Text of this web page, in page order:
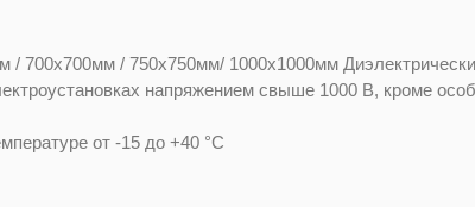
/ 700x700мм / 750x750мм/ 1000х1000мм
напряжением свыше 1000 В, кроме
от -15 до +40 °С